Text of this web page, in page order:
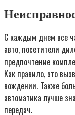
С каждым днем все
авто, посетители
предпочтение
Как правило, это
вождении. Также
автоматика лучше
передач.